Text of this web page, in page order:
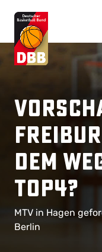
dem
TOP4?
MTV in Hagen
Berlin